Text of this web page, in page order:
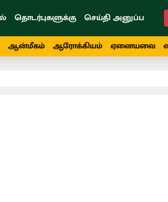
தொடர்புகளுக்கு செய்தி அனுப்ப
ஆன்மீகம் ஆரோக்கியம் ஏனையவை